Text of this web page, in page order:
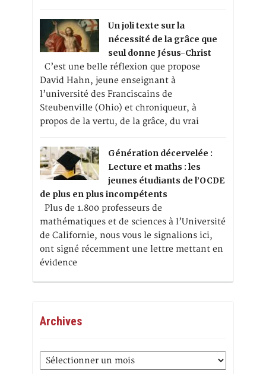
Un joli texte sur la
nécessité de la grâce que
seul donne Jésus-Christ
C’est une belle réflexion que propose
David Hahn, jeune enseignant à
l’université des Franciscains de
Steubenville (Ohio) et chroniqueur, à
propos de la vertu, de la grâce, du vrai
Génération décervelée :
Lecture et maths : les
jeunes étudiants de l’OCDE
de plus en plus incompétents
Plus de 1.800 professeurs de
mathématiques et de sciences à l’Université
de Californie, nous vous le signalions ici,
ont signé récemment une lettre mettant en
évidence
Archives
Archives